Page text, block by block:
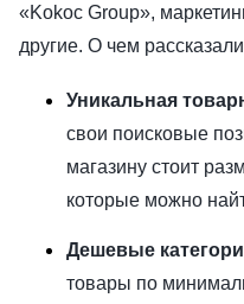
«Kokoc Group»,
другие. О чем
Уникальная
свои поисковые
магазину стоит
которые можно
Дешевые
товары по